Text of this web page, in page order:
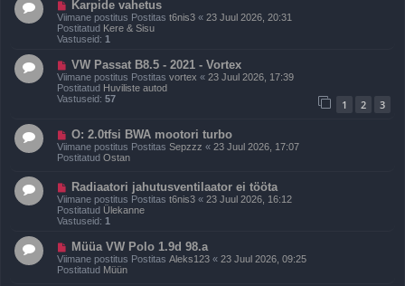
t
u
s
U
u
s
p
o
i
t
u
Karpide vahetus
Viimane postitus Postitas t6nis3 « 23 Juul 2026, 20:31
Postitatud Kere & Sisu
Vastuseid: 1
U
u
s
p
o
t
u
VW Passat B8.5 - 2021 - Vortex
Viimane postitus Postitas vortex « 23 Juul 2026, 17:39
Postitatud Huviliste autod
Vastuseid: 57 1 2 3
U
u
s
p
t
i
t
s
O: 2.0tfsi BWA mootori turbo
Viimane postitus Postitas Sepzzz « 23 Juul 2026, 17:07
Postitatud Ostan
U
u
s
p
o
i
t
Radiaatori jahutusventilaator ei tööta
Viimane postitus Postitas t6nis3 « 23 Juul 2026, 16:12
Postitatud Ülekanne
Vastuseid: 1
U
u
s
p
Müüa VW Polo 1.9d 98.a
Viimane postitus Postitas Aleks123 « 23 Juul 2026, 09:25
Postitatud Müün